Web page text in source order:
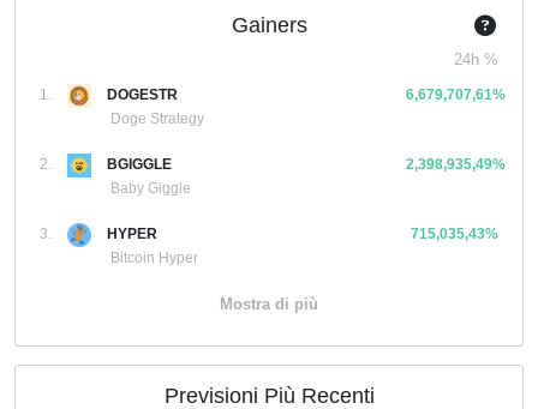
Gainers
24h %
1.
DOGESTR
Doge Strategy
6,679,707,61%
2.
BGIGGLE
Baby Giggle
2,398,935,49%
3.
HYPER
Bitcoin Hyper
715,035,43%
Mostra di più
Previsioni Più Recenti